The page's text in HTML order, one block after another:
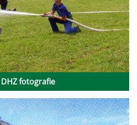
DHZ fotografie